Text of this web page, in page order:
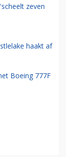
zeven
haakt af
Boeing 777F